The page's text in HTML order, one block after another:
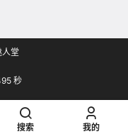
人堂
秒
搜索 我的